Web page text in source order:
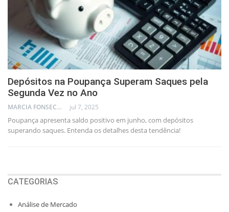
Depósitos na Poupança Superam Saques pela
Segunda Vez no Ano
MARCIA FONSECA - FINANCIAL CONSULTANT jul 7, 2025
Poupança apresenta saldo positivo em junho, com depósitos
superando saques. Entenda os detalhes desta tendência!
CATEGORIAS
Análise de Mercado